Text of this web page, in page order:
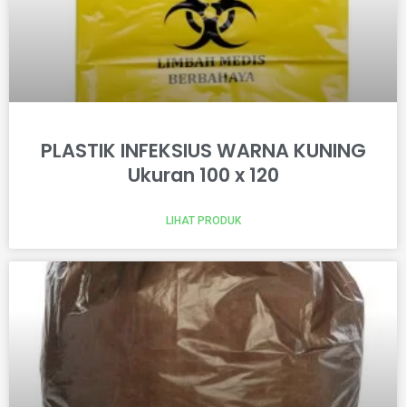
PLASTIK INFEKSIUS WARNA KUNING
Ukuran 100 x 120
LIHAT PRODUK